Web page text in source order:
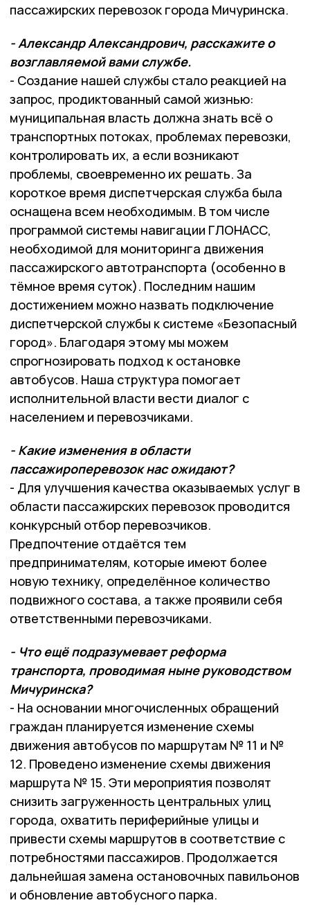
пассажирских перевозок города Мичуринска.
- Александр Александрович, расскажите о
возглавляемой вами службе.
- Создание нашей службы стало реакцией на
запрос, продиктованный самой жизнью:
муниципальная власть должна знать всё о
транспортных потоках, проблемах перевозки,
контролировать их, а если возникают
проблемы, своевременно их решать. За
короткое время диспетчерская служба была
оснащена всем необходимым. В том числе
программой системы навигации ГЛОНАСС,
необходимой для мониторинга движения
пассажирского автотранспорта (особенно в
тёмное время суток). Последним нашим
достижением можно назвать подключение
диспетчерской службы к системе «Безопасный
город». Благодаря этому мы можем
спрогнозировать подход к остановке
автобусов. Наша структура помогает
исполнительной власти вести диалог с
населением и перевозчиками.
- Какие изменения в области
пассажироперевозок нас ожидают?
- Для улучшения качества оказываемых услуг в
области пассажирских перевозок проводится
конкурсный отбор перевозчиков.
Предпочтение отдаётся тем
предпринимателям, которые имеют более
новую технику, определённое количество
подвижного состава, а также проявили себя
ответственными перевозчиками.
- Что ещё подразумевает реформа
транспорта, проводимая ныне руководством
Мичуринска?
- На основании многочисленных обращений
граждан планируется изменение схемы
движения автобусов по маршрутам № 11 и №
12. Проведено изменение схемы движения
маршрута № 15. Эти мероприятия позволят
снизить загруженность центральных улиц
города, охватить периферийные улицы и
привести схемы маршрутов в соответствие с
потребностями пассажиров. Продолжается
дальнейшая замена остановочных павильонов
и обновление автобусного парка.